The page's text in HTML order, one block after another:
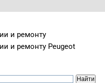
и ремонту
и ремонту Peugeot